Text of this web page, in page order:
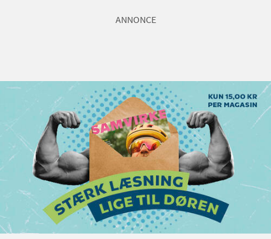
ANNONCE